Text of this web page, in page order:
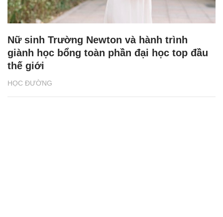
HỌC ĐƯỜNG
Nữ sinh Trường Newton và hành trình
giành học bổng toàn phần đại học top đầu
thế giới